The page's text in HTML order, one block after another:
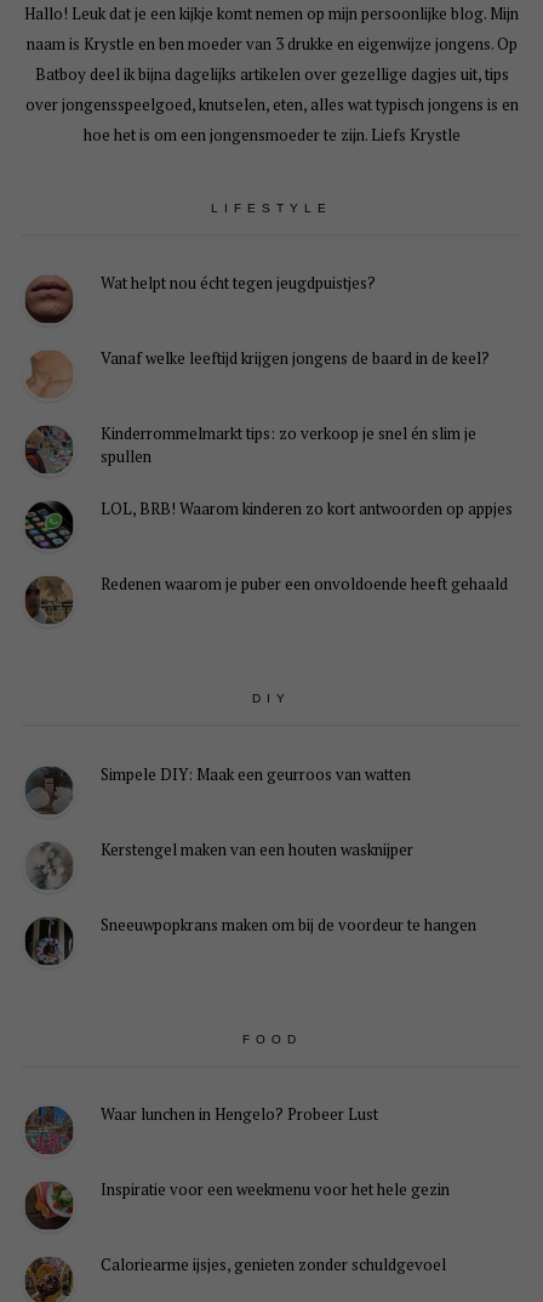
Hallo! Leuk dat je een kijkje komt nemen op mijn persoonlijke blog. Mijn
naam is Krystle en ben moeder van 3 drukke en eigenwijze jongens. Op
Batboy deel ik bijna dagelijks artikelen over gezellige dagjes uit, tips
over jongensspeelgoed, knutselen, eten, alles wat typisch jongens is en
hoe het is om een jongensmoeder te zijn. Liefs Krystle
LIFESTYLE
Wat helpt nou écht tegen jeugdpuistjes?
Vanaf welke leeftijd krijgen jongens de baard in de keel?
Kinderrommelmarkt tips: zo verkoop je snel én slim je
spullen
LOL, BRB! Waarom kinderen zo kort antwoorden op appjes
Redenen waarom je puber een onvoldoende heeft gehaald
DIY
Simpele DIY: Maak een geurroos van watten
Kerstengel maken van een houten wasknijper
Sneeuwpopkrans maken om bij de voordeur te hangen
FOOD
Waar lunchen in Hengelo? Probeer Lust
Inspiratie voor een weekmenu voor het hele gezin
Caloriearme ijsjes, genieten zonder schuldgevoel